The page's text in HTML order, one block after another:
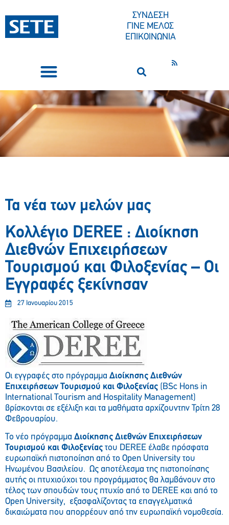
ΣΥΝΔΕΣΗ
ΓΙΝΕ ΜΕΛΟΣ
ΕΠΙΚΟΙΝΩΝΙΑ
Τα νέα των μελών μας
Κολλέγιο DEREE : Διοίκηση
Διεθνών Επιχειρήσεων
Τουρισμού και Φιλοξενίας – Οι
Εγγραφές ξεκίνησαν
27 Ιανουαρίου 2015
Οι εγγραφές στο πρόγραμμα Διοίκησης Διεθνών
Επιχειρήσεων Τουρισμού και Φιλοξενίας (BSc Hons in
International Tourism and Hospitality Management)
βρίσκονται σε εξέλιξη και τα μαθήματα αρχίζουντην Τρίτη 28
Φεβρουαρίου.
Το νέο πρόγραμμα Διοίκησης Διεθνών Επιχειρήσεων
Τουρισμού και Φιλοξενίας του DEREE έλαβε πρόσφατα
ευρωπαϊκή πιστοποίηση από το Open University του
Ηνωμένου Βασιλείου. Ως αποτέλεσμα της πιστοποίησης
αυτής οι πτυχιούχοι του προγράμματος θα λαμβάνουν στο
τέλος των σπουδών τους πτυχίο από το DEREE και από το
Open University, εξασφαλίζοντας τα επαγγελματικά
δικαιώματα που απορρέουν από την ευρωπαϊκή νομοθεσία.